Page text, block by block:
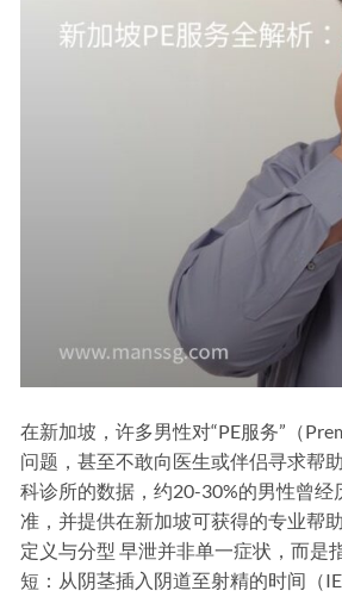
在新加坡，许多男性对“PE服务”（
问题，甚至不敢向医生或伴侣寻求帮
科诊所的数据，约20-30%的男性曾
准，并提供在新加坡可获得的专业帮
定义与分型 早泄并非单一症状，而是
短：从阴茎插入阴道至射精的时间（